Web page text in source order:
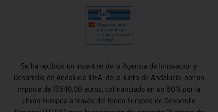
Se ha recibido un incentivo de la Agencia de Innovación y
Desarrollo de Andalucía IDEA, de la Junta de Andalucía, por un
importe de 17.640,00 euros, cofinanciado en un 80% por la
Unión Europea a través del Fondo Europeo de Desarrollo